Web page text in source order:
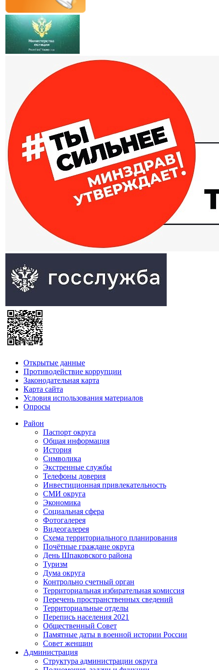
Открытые данные
Противодействие коррупции
Законодательная карта
Карта сайта
Условия использования материалов
Опросы
Район
Паспорт округа
Общая информация
История
Символика
Экстренные службы
Телефоны доверия
Инвестиционная привлекательность
СМИ округа
Экономика
Социальная сфера
Фотогалерея
Видеогалерея
Схема территориального планирования
Почётные граждане округа
День Шпаковского района
Туризм
Дума округа
Контрольно счетный орган
Территориальная избирательная комиссия
Перечень пространственных сведений
Территориальные отделы
Перепись населения 2021
Общественный Совет
Памятные даты в военной истории России
Совет женщин
Администрация
Структура администрации округа